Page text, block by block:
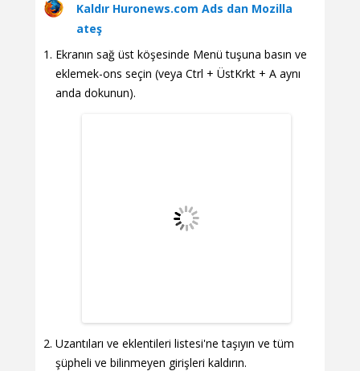
Kaldır Huronews.com Ads dan Mozilla
ateş
Ekranın sağ üst köşesinde Menü tuşuna basın ve
eklemek-ons seçin (veya Ctrl + ÜstKrkt + A aynı
anda dokunun).
Uzantıları ve eklentileri listesi'ne taşıyın ve tüm
şüpheli ve bilinmeyen girişleri kaldırın.